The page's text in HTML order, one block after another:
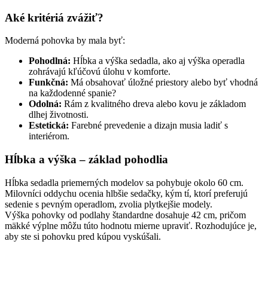
Aké kritériá zvážiť?
Moderná pohovka by mala byť:
Pohodlná: Hĺbka a výška sedadla, ako aj výška operadla
zohrávajú kľúčovú úlohu v komforte.
Funkčná: Má obsahovať úložné priestory alebo byť vhodná
na každodenné spanie?
Odolná: Rám z kvalitného dreva alebo kovu je základom
dlhej životnosti.
Estetická: Farebné prevedenie a dizajn musia ladiť s
interiérom.
Hĺbka a výška – základ pohodlia
Hĺbka sedadla priemerných modelov sa pohybuje okolo 60 cm.
Milovníci oddychu ocenia hlbšie sedačky, kým tí, ktorí preferujú
sedenie s pevným operadlom, zvolia plytkejšie modely.
Výška pohovky od podlahy štandardne dosahuje 42 cm, pričom
mäkké výplne môžu túto hodnotu mierne upraviť. Rozhodujúce je,
aby ste si pohovku pred kúpou vyskúšali.